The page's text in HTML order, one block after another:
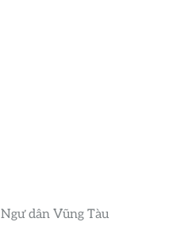
Ngư dân Vũng Tàu